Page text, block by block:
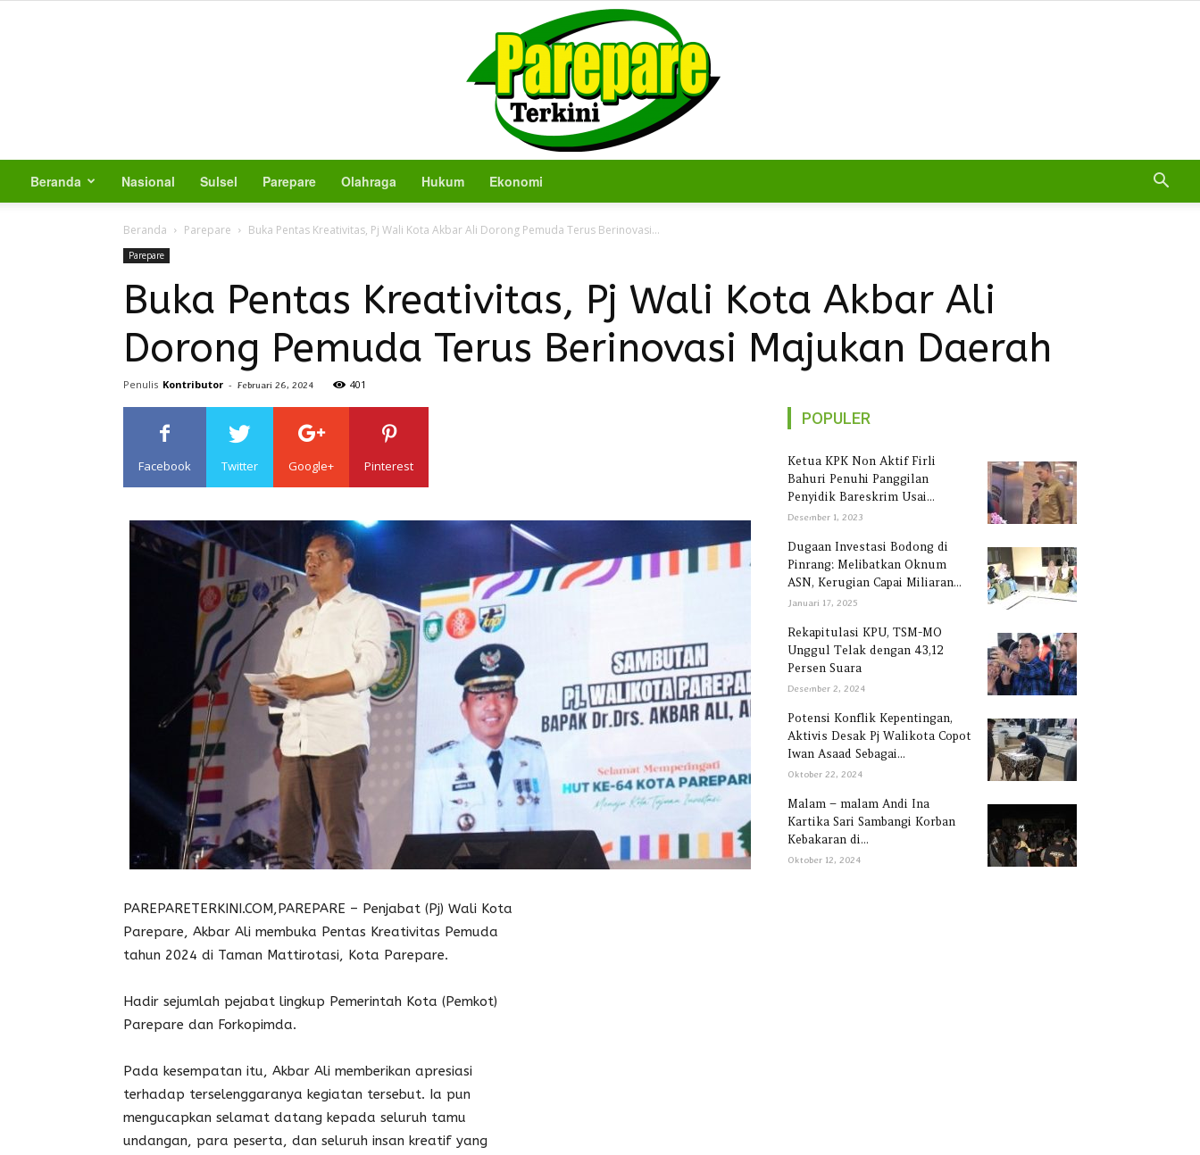
Terkini
Sulawesi
Beranda Nasional Sulsel Parepare Olahraga Hukum Ekonomi
Beranda Parepare Buka Pentas Kreativitas, Pj Wali Kota Akbar Ali Dorong Pemuda Terus Berinovasi...
Parepare
Buka Pentas Kreativitas, Pj Wali Kota Akbar Ali
Dorong Pemuda Terus Berinovasi Majukan Daerah
Penulis Kontributor - Februari 26, 2024 401
Facebook Twitter Google+ Pinterest
PAREPARETERKINI.COM,PAREPARE – Penjabat (Pj) Wali Kota
Parepare, Akbar Ali membuka Pentas Kreativitas Pemuda
tahun 2024 di Taman Mattirotasi, Kota Parepare.
Hadir sejumlah pejabat lingkup Pemerintah Kota (Pemkot)
Parepare dan Forkopimda.
Pada kesempatan itu, Akbar Ali memberikan apresiasi
terhadap terselenggaranya kegiatan tersebut. Ia pun
mengucapkan selamat datang kepada seluruh tamu
undangan, para peserta, dan seluruh insan kreatif yang
POPULER
Ketua KPK Non Aktif Firli
Bahuri Penuhi Panggilan
Penyidik Bareskrim Usai...
Desember 1, 2023
Dugaan Investasi Bodong di
Pinrang: Melibatkan Oknum
ASN, Kerugian Capai Miliaran...
Januari 17, 2025
Rekapitulasi KPU, TSM-MO
Unggul Telak dengan 43,12
Persen Suara
Desember 2, 2024
Potensi Konflik Kepentingan,
Aktivis Desak Pj Walikota Copot
Iwan Asaad Sebagai...
Oktober 22, 2024
Malam – malam Andi Ina
Kartika Sari Sambangi Korban
Kebakaran di...
Oktober 12, 2024